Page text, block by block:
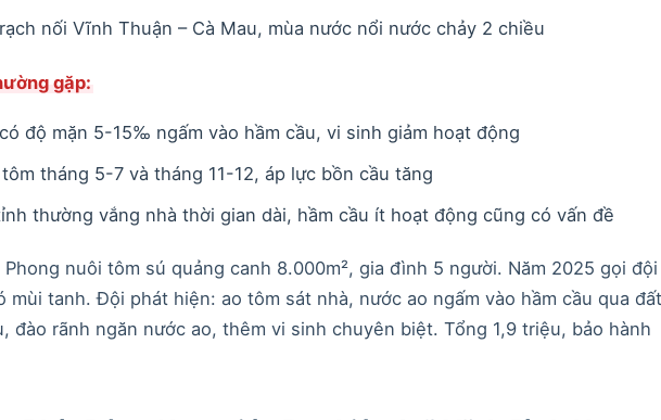
nối Vĩnh Thuận – Cà Mau, mùa nước nổi nước chảy 2 chiều
gặp:
độ mặn 5-15‰ ngấm vào hầm cầu, vi sinh giảm hoạt động
tháng 5-7 và tháng 11-12, áp lực bồn cầu tăng
thường vắng nhà thời gian dài, hầm cầu ít hoạt động cũng có vấn đề
nuôi tôm sú quảng canh 8.000m², gia đình 5 người. Năm 2025 gọi đội
mùi tanh. Đội phát hiện: ao tôm sát nhà, nước ao ngấm vào hầm cầu qua
đào rãnh ngăn nước ao, thêm vi sinh chuyên biệt. Tổng 1,9 triệu, bảo hành